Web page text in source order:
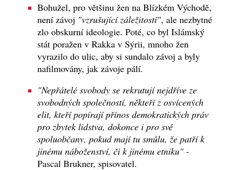
Bohužel, pro většinu žen na Blízkém Východě,
není závoj "vzrušující záležitostí", ale nezbytné
zlo obskurní ideologie. Poté, co byl Islámský
stát poražen v Rakka v Sýrii, mnoho žen
vyrazilo do ulic, aby si sundalo závoj a byly
nafilmovány, jak závoje pálí.
"Nepřátelé svobody se rekrutují nejdříve ze
svobodných společností, někteří z osvícených
elit, kteří popírají přínos demokratických práv
pro zbytek lidstva, dokonce i pro své
spoluobčany, pokud mají tu smůlu, že patří k
jinému náboženství, či k jinému etniku" -
Pascal Brukner, spisovatel.